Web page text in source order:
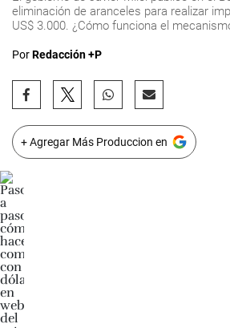
eliminación de aranceles para realizar
US$ 3.000. ¿Cómo funciona el
PorRedacción +P
+ Agregar Más Produccion en